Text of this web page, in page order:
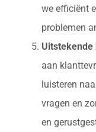
we efficiënt
problemen
aan
luisteren
vragen en
en